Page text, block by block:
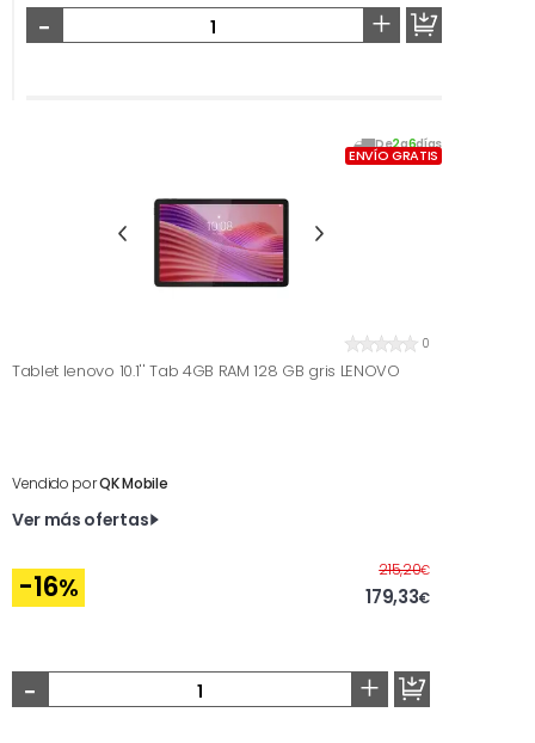
- +
De2a6días
ENVÍO GRATIS
0
Tablet lenovo 10.1'' Tab 4GB RAM 128 GB gris LENOVO
Vendido porQK Mobile
Ver más ofertas
-16%
215,20€Antes
179,33€
- +